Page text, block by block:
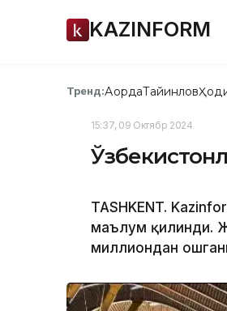
KAZINFORM
Тренд:АқордаТайинлов
15:37, 09 Октябр 2024
TASHKENT.
маълум қилинди.
миллиондан